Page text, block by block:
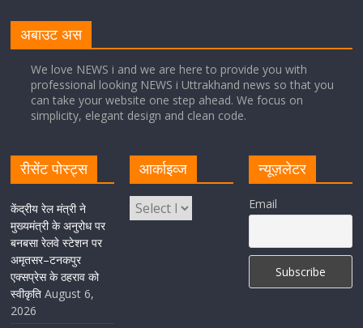
August 5, 2026 1 Comment
सीएम धामी ने हरिद्वार में शिवभक्तों का हेलिकॉप्टर से पुष्पवर्षा और पैर
धोकर किया स्वागत
विकास योजनाओं का लोकार्पण-शिलान्यास
अबाउट अस
We love NEWS i and we are here to provide you with
professional looking NEWS i Uttrakhand news so that you
can take your website one step ahead. We focus on
simplicity, elegant design and clean code.
रीसेंट पोस्ट्स
केंद्रीय रेल मंत्री ने
मुख्यमंत्री के अनुरोध पर
बनबसा रेलवे स्टेशन पर
अमृतसर–टनकपुर
एक्सप्रेस के ठहराव को
स्वीकृति August 6,
2026
आर्काइव्ज न्यूज़लेटर
Email